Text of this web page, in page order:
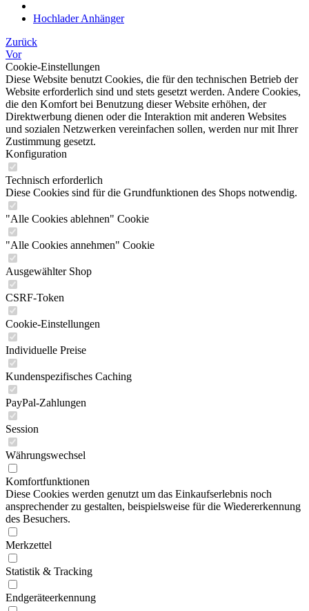
Hochlader Anhänger
Zurück
Vor
Cookie-Einstellungen
Diese Website benutzt Cookies, die für den technischen Betrieb der
Website erforderlich sind und stets gesetzt werden. Andere Cookies,
die den Komfort bei Benutzung dieser Website erhöhen, der
Direktwerbung dienen oder die Interaktion mit anderen Websites
und sozialen Netzwerken vereinfachen sollen, werden nur mit Ihrer
Zustimmung gesetzt.
Konfiguration
Technisch erforderlich
Diese Cookies sind für die Grundfunktionen des Shops notwendig.
"Alle Cookies ablehnen" Cookie
"Alle Cookies annehmen" Cookie
Ausgewählter Shop
CSRF-Token
Cookie-Einstellungen
Individuelle Preise
Kundenspezifisches Caching
PayPal-Zahlungen
Session
Währungswechsel
Komfortfunktionen
Diese Cookies werden genutzt um das Einkaufserlebnis noch
ansprechender zu gestalten, beispielsweise für die Wiedererkennung
des Besuchers.
Merkzettel
Statistik & Tracking
Endgeräteerkennung